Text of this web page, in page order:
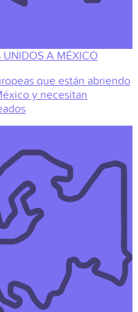
UNIDOS A MÉXICO
que están abriendo
y necesitan